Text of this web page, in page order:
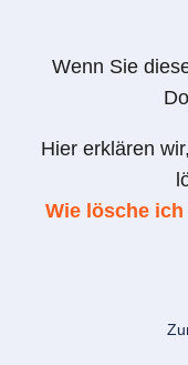
Wenn Sie
Hier erklären
Wie lösche